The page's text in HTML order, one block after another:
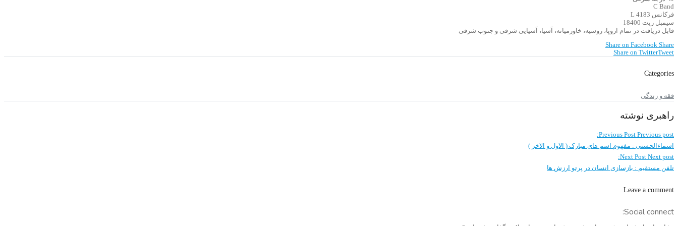
C Band
فرکانس 4183 L
سیمبل ریت 18400
قابل دریافت در تمام اروپا، روسیه، خاورمیانه، آسیا، آسیایی شرقی و جنوب شرقی
Share on Facebook Share
Share on TwitterTweet
Categories
فقه و زندگی
راهبری نوشته
Previous Post Previous post:
اسماءالحسنی : مفهوم اسم های مبارک ( الاول و الاخر )
Next Post Next post:
تلفن مستقیم : بازسازی انسان در پرتو ارزش ها
Leave a comment
Social connect: